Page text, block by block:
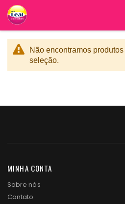
o
conteúdo
Não encontramos
seleção.
MINHA CONTA
Sobre nós
Contato